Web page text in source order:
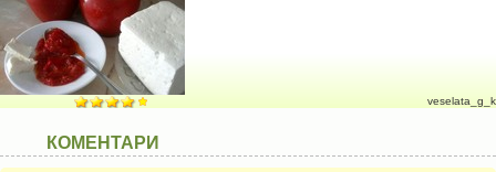
veselata_g_k
КОМЕНТАРИ